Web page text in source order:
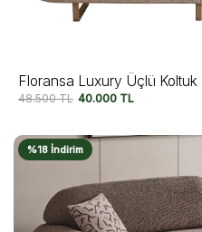
Floransa Luxury Üçlü Koltuk
48.500TL 40.000 TL
%18 İndirim